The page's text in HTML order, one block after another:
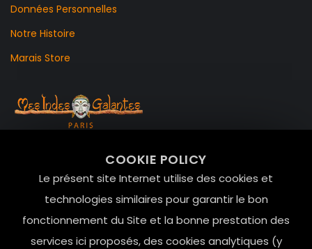
COOKIE POLICY
Le présent site Internet utilise des cookies et
technologies similaires pour garantir le bon
fonctionnement du Site et la bonne prestation des
services ici proposés, des cookies analytiques (y
Données Personnelles
Notre Histoire
Marais Store
Le Marais, 75004 Paris
contact@mesindesgalantes.com
01.42.72.42.51